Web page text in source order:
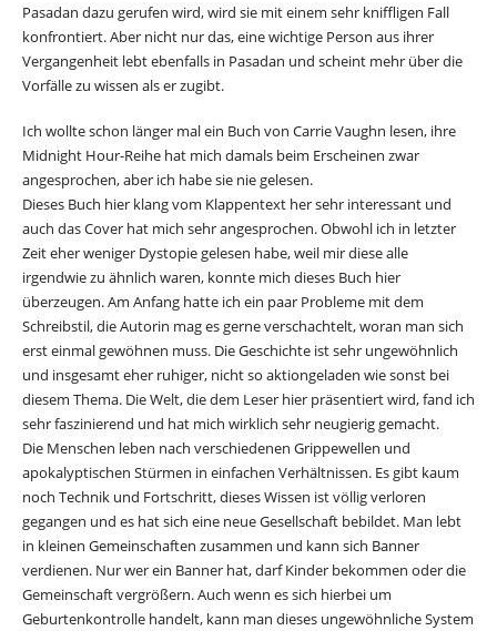
Pasadan dazu gerufen wird, wird sie mit einem sehr kniffligen Fall
konfrontiert. Aber nicht nur das, eine wichtige Person aus ihrer
Vergangenheit lebt ebenfalls in Pasadan und scheint mehr über die
Vorfälle zu wissen als er zugibt.
Ich wollte schon länger mal ein Buch von Carrie Vaughn lesen, ihre
Midnight Hour-Reihe hat mich damals beim Erscheinen zwar
angesprochen, aber ich habe sie nie gelesen.
Dieses Buch hier klang vom Klappentext her sehr interessant und
auch das Cover hat mich sehr angesprochen. Obwohl ich in letzter
Zeit eher weniger Dystopie gelesen habe, weil mir diese alle
irgendwie zu ähnlich waren, konnte mich dieses Buch hier
überzeugen. Am Anfang hatte ich ein paar Probleme mit dem
Schreibstil, die Autorin mag es gerne verschachtelt, woran man sich
erst einmal gewöhnen muss. Die Geschichte ist sehr ungewöhnlich
und insgesamt eher ruhiger, nicht so aktiongeladen wie sonst bei
diesem Thema. Die Welt, die dem Leser hier präsentiert wird, fand ich
sehr faszinierend und hat mich wirklich sehr neugierig gemacht.
Die Menschen leben nach verschiedenen Grippewellen und
apokalyptischen Stürmen in einfachen Verhältnissen. Es gibt kaum
noch Technik und Fortschritt, dieses Wissen ist völlig verloren
gegangen und es hat sich eine neue Gesellschaft bebildet. Man lebt
in kleinen Gemeinschaften zusammen und kann sich Banner
verdienen. Nur wer ein Banner hat, darf Kinder bekommen oder die
Gemeinschaft vergrößern. Auch wenn es sich hierbei um
Geburtenkontrolle handelt, kann man dieses ungewöhnliche System